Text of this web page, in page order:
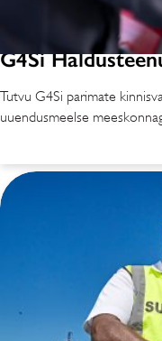
G4Si
Tutvu G4Si parimate
uuendusmeelse